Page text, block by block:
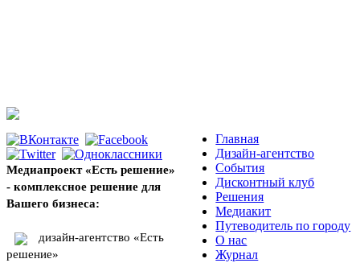
Медиапроект «Есть решение»
- комплексное решение для
Вашего бизнеса:
дизайн-агентство «Есть
решение»
Главная
Дизайн-агентство
События
Дисконтный клуб
Решения
Медиакит
Путеводитель по городу
О нас
Журнал